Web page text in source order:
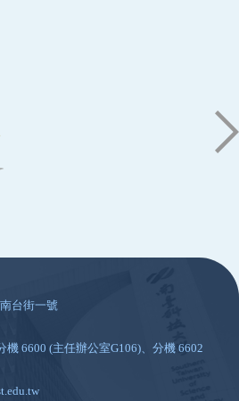
台街一號
機 6600 (主任辦公室G106)、分機 6602